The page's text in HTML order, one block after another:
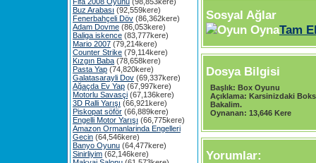
Buz Arabası (92,559kere)
Fenerbahçeli Döv (86,362kere)
Adam Dovme (86,053kere)
Baliga iskence (83,777kere)
Mario 2007 (79,214kere)
Counter Strike (79,114kere)
Kızgın Baba (78,658kere)
Pasta Yap (74,820kere)
Galatasarayli Dov (69,337kere)
Ağaçda Ev Yap (67,997kere)
Motorlu Savasçi (67,136kere)
3D Ralli Yarışı (66,921kere)
Piskopat söför (66,889kere)
Engelli Motor Yarışı (66,775kere)
Amazon Ormanlarinda Engelleri
Gecin (64,546kere)
Banyo Oyunu (64,477kere)
Sinirliyim (62,146kere)
Sosyal Ağlar
Tam
Dosya Bilgisi
Başlık: Box Oyunu
Açıklama: Karsinizdaki
Bakalim.
Oynanan: 13,646 Kere
Yorumlar: